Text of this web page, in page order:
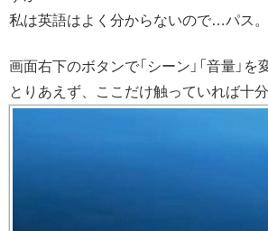
私は英語はよく分からないので…パス。
画面右下のボタンで「シーン」「音量」を
とりあえず、ここだけ触っていれば十分